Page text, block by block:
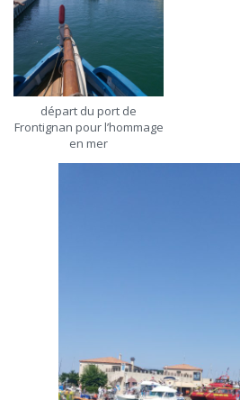
départ du port de
Frontignan pour l’hommage
en mer